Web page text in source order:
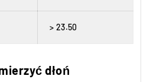
> 23.50
dłoń